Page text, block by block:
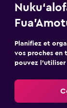
Planifiez et
vos proches en
pouvez